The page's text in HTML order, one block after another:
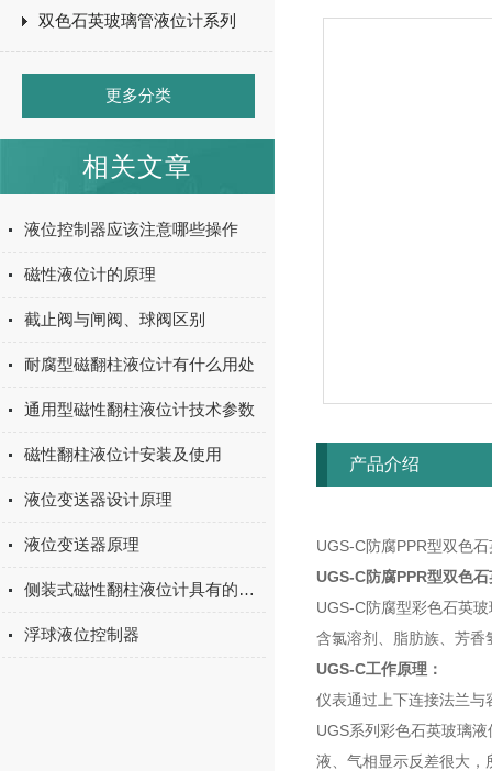
双色石英玻璃管液位计系列
更多分类
相关文章
液位控制器应该注意哪些操作
磁性液位计的原理
截止阀与闸阀、球阀区别
耐腐型磁翻柱液位计有什么用处
通用型磁性翻柱液位计技术参数
磁性翻柱液位计安装及使用
液位变送器设计原理
液位变送器原理
侧装式磁性翻柱液位计具有的功能
浮球液位控制器
产品介绍
UGS-C防腐PPR型双色
UGS-C防腐PPR型双色
UGS-C防腐型彩色石英
含氯溶剂、脂肪族、芳香
UGS-C工作原理：
仪表通过上下连接法兰
UGS系列彩色石英玻璃
液、气相显示反差很大，